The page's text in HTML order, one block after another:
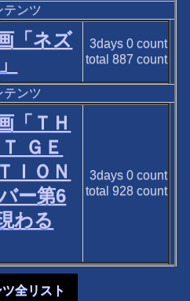
テンツ
「ネズ
3days 0count
total 887 count
テンツ
「ＴＨ
ＧＥ
ＩＯＮ
ー第6
わる
3days 0count
total 928count
全リスト